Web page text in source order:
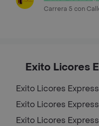
Carrera 5 con
Exito Licores
Exito Licores Express
Exito Licores Express
Exito Licores Express